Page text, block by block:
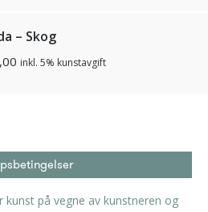
– Skog
inkl. 5% kunstavgift
på vegne av kunstneren og